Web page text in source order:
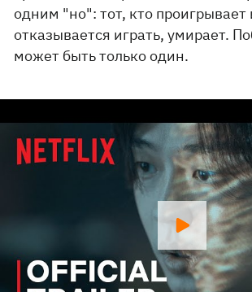
одним "но": тот, кто проигрывает
отказывается играть, умирает.
может быть только один.